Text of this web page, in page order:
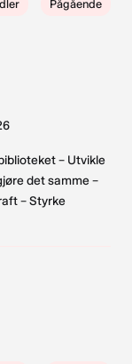
Pågående
– Utvikle
det samme –
– Styrke